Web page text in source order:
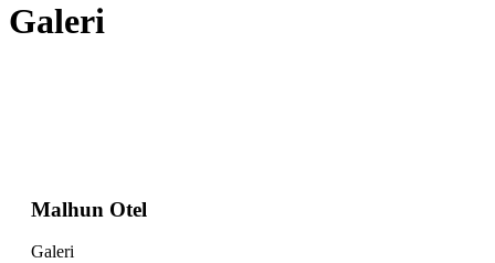
Galeri
Malhun Otel
Galeri